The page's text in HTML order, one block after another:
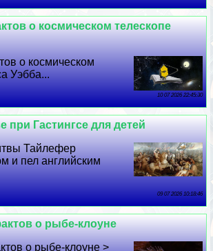
о космическом телескопе
о космическом
Уэбба...
10 07 2026 22:45:30
при Гастингсе для детей
Тайлефер
и пел английским
09 07 2026 10:18:46
о рыбе-клоуне
о рыбе-клоуне >